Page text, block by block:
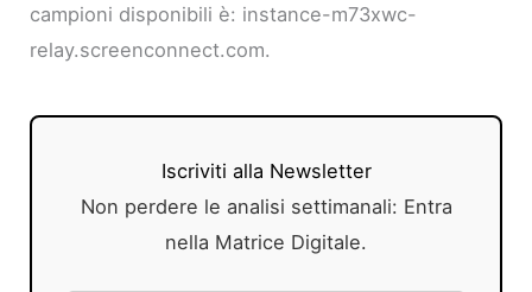
campioni disponibili è: instance-m73xwc-
relay.screenconnect.com.
Iscriviti alla Newsletter
Non perdere le analisi settimanali: Entra
nella Matrice Digitale.